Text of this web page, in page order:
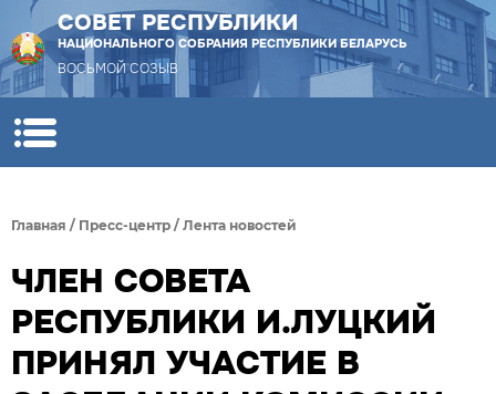
СОВЕТ РЕСПУБЛИКИ
НАЦИОНАЛЬНОГО СОБРАНИЯ РЕСПУБЛИКИ БЕЛАРУСЬ
ВОСЬМОЙ СОЗЫВ
Главная / Пресс-центр / Лента новостей
ЧЛЕН СОВЕТА
РЕСПУБЛИКИ И.ЛУЦКИЙ
ПРИНЯЛ УЧАСТИЕ В